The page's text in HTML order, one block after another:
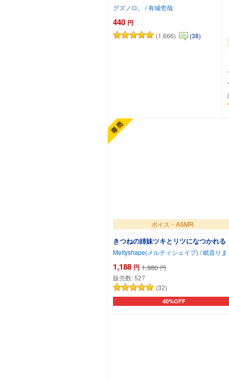
グズノロ。 /有城壱哉
440 円
(1,666) (38)
ボイス・ASMR
きつねの姉妹ツキとリツになつかれる
Meltyshape(メルティシェイプ) /眠音りま
1,188 円 1,980 円
販売数:527
(32)
40%OFF
カートに追加